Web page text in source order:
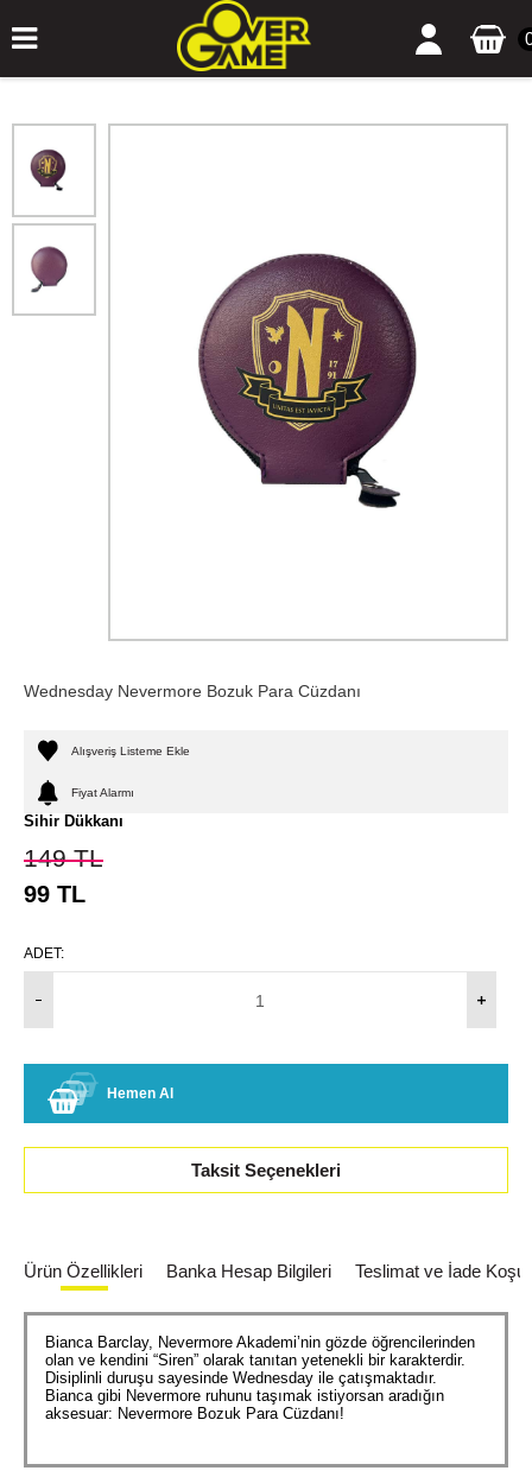
Wednesday Nevermore Bozuk Para Cüzdanı
Alışveriş Listeme Ekle
Fiyat Alarmı
Sihir Dükkanı
149TL
99 TL
ADET:
Hemen Al
Taksit Seçenekleri
Ürün Özellikleri Banka Hesap Bilgileri Teslimat ve İade
Bianca Barclay, Nevermore Akademi’nin gözde öğrencilerinden
olan ve kendini “Siren” olarak tanıtan yetenekli bir karakterdir.
Disiplinli duruşu sayesinde Wednesday ile çatışmaktadır.
Bianca gibi Nevermore ruhunu taşımak istiyorsan aradığın
aksesuar: Nevermore Bozuk Para Cüzdanı!